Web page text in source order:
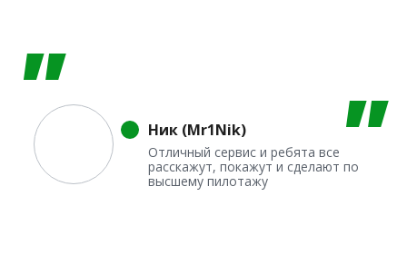
Ник (Mr1Nik)
Отличный сервис и ребята все
расскажут, покажут и сделают по
высшему пилотажу